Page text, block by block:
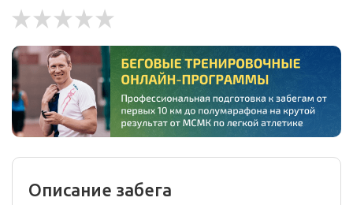
Описание забега